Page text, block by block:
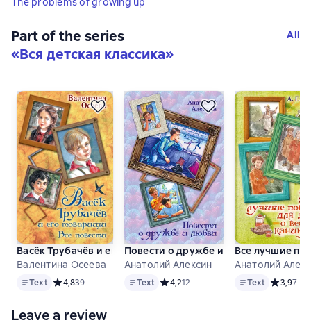
Part of the series
«Вся детская классика»
All
Васёк Трубачёв и его товарищи. Все повести
Валентина Осеева
TextText Средний рейтинг 4,8 на основе 39 оценок
4,839
Повести о дружбе и любви
Анатолий Алексин
TextText Средний рейтинг 4,2 на основе 12
4,212
Все лучшие
Анатолий
TextText Средний
3,97
Leave a review